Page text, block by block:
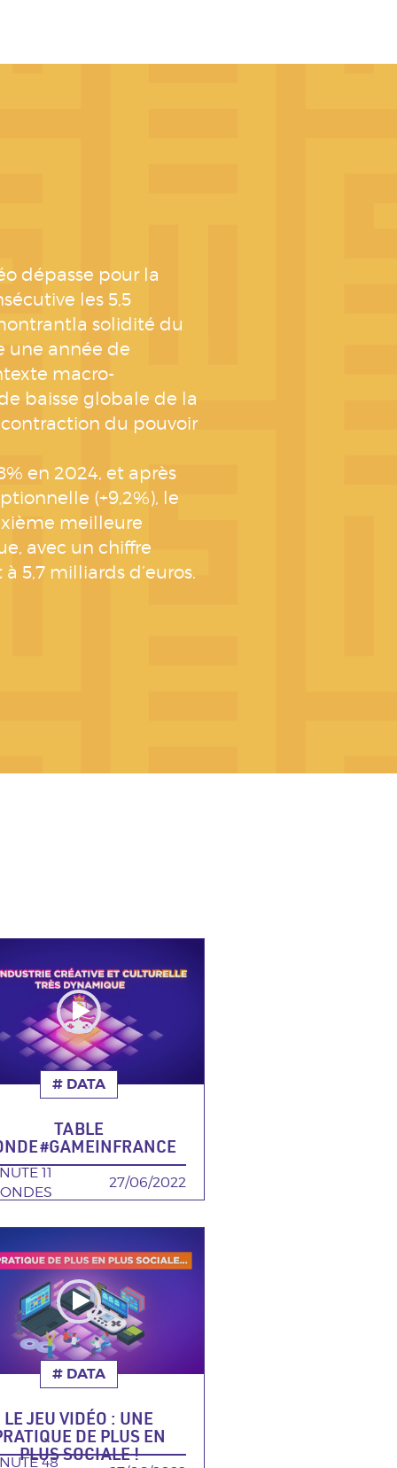
dépasse pour la
les 5,5
solidité du
une année de
macro-
baisse globale de la
du pouvoir
en 2024, et après
(+9,2%), le
meilleure
avec un chiffre
à 5,7 milliards d’euros.
THÉMATIQUE
# DATA
TABLE
#GAMEINFRANCE
11
DATE
27/06/2022
THÉMATIQUE
# DATA
LE JEU VIDÉO : UNE
DE PLUS EN
PLUS SOCIALE !
48